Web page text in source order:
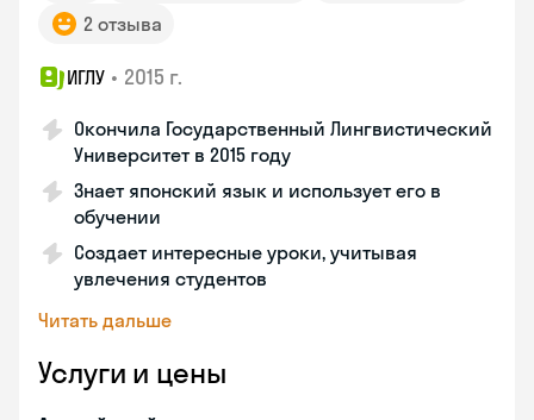
2 отзыва
ИГЛУ • 2015 г.
Окончила Государственный Лингвистический
Университет в 2015 году
Знает японский язык и использует его в
обучении
Создает интересные уроки, учитывая
увлечения студентов
Читать дальше
Услуги и цены